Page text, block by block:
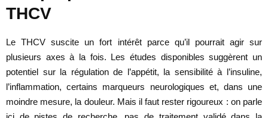
THCV
Le THCV suscite un fort intérêt parce qu’il pourrait agir sur
plusieurs axes à la fois. Les études disponibles suggèrent un
potentiel sur la régulation de l’appétit, la sensibilité à l’insuline,
l’inflammation, certains marqueurs neurologiques et, dans une
moindre mesure, la douleur. Mais il faut rester rigoureux : on parle